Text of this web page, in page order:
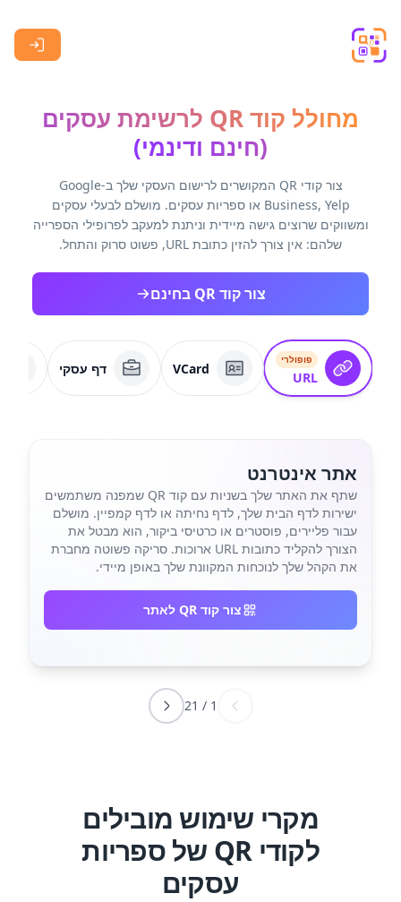
מחולל קוד QR לרשימת עסקים
(חינם ודינמי)
צור קודי QR המקושרים לרישום העסקי שלך ב-Google
Business, Yelp או ספריות עסקים. מושלם לבעלי עסקים
ומשווקים שרוצים גישה מיידית וניתנת למעקב לפרופילי הספרייה
שלהם: אין צורך להזין כתובת URL, פשוט סרוק והתחל.
צור קוד QR בחינם
פופולרי
URL
VCard דף עסקי
אתר אינטרנט
שתף את האתר שלך בשניות עם קוד QR שמפנה משתמשים
ישירות לדף הבית שלך, לדף נחיתה או לדף קמפיין. מושלם
עבור פליירים, פוסטרים או כרטיסי ביקור, הוא מבטל את
הצורך להקליד כתובות URL ארוכות. סריקה פשוטה מחברת
את הקהל שלך לנוכחות המקוונת שלך באופן מיידי.
צור קוד QR לאתר
1
/
21
מקרי שימוש מובילים
לקודי QR של ספריות
עסקים